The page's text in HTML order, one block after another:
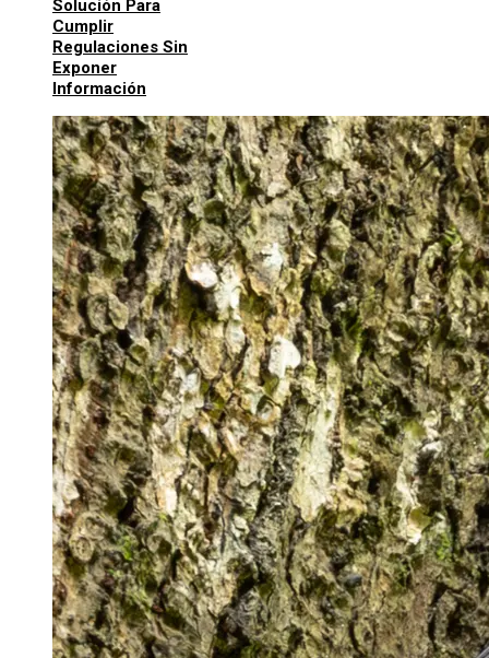
Solución Para
Cumplir
Regulaciones Sin
Exponer
Información